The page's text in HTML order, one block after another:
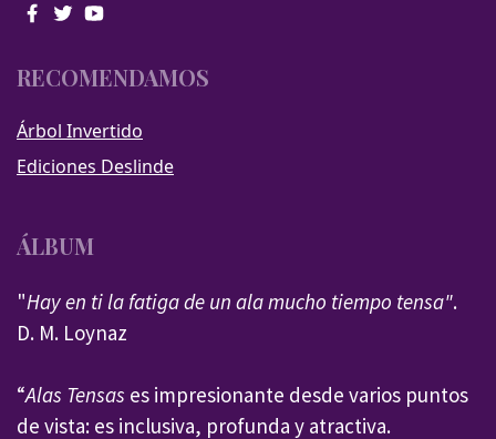
RECOMENDAMOS
Árbol Invertido
Ediciones Deslinde
ÁLBUM
"Hay en ti la fatiga de un ala mucho tiempo tensa".
D. M. Loynaz
“Alas Tensas es impresionante desde varios puntos
de vista: es inclusiva, profunda y atractiva.